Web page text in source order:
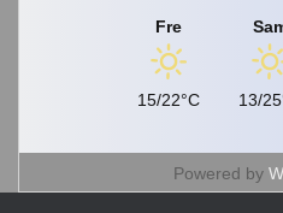
Fre
15/22°C 13/
Powered by